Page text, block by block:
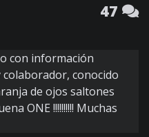
47
con información
conocido
de ojos saltones
ONE !!!!!!!!!! Muchas